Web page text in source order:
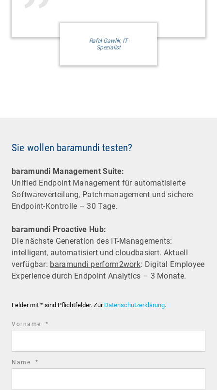
Rafał Gawlik, IT-
Spezialist
Sie wollen baramundi testen?
baramundi Management Suite:
Unified Endpoint Management für automatisierte
Software­verteilung, Patchmanagement und sichere
Endpoint-Kontrolle – 30 Tage.
baramundi Proactive Hub:
Die nächste Generation des IT-Managements:
intelligent, automatisiert und cloudbasiert. Aktuell
verfügbar: baramundi perform2work: Digital Employee
Experience durch Endpoint Analytics – 3 Monate.
Felder mit * sind Pflichtfelder. Zur Datenschutzerklärung.
Vorname *
Name *